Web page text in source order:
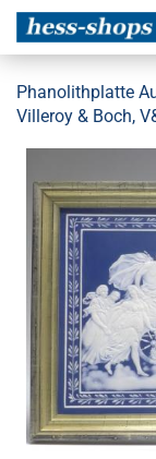
Phanolithplatte
Villeroy & Boch,